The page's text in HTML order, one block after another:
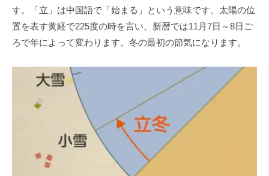
す。「立」は中国語で「始まる」という意味です。太陽の位
置を表す黄経で225度の時を言い、新暦では11月7日～8日ご
ろで年によって変わります。冬の最初の節気になります。